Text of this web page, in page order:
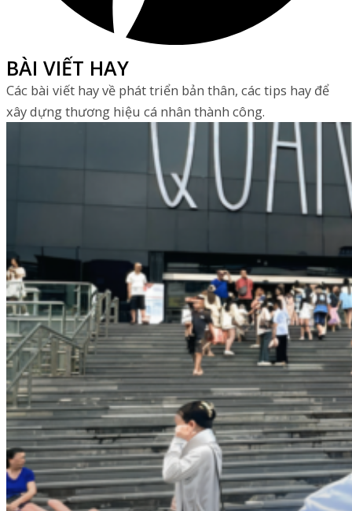
BÀI VIẾT HAY
Các bài viết hay về phát triển bản thân, các tips hay để
xây dựng thương hiệu cá nhân thành công.